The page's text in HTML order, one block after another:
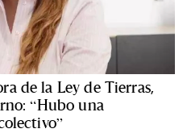
de la Ley de Tierras,
“Hubo una